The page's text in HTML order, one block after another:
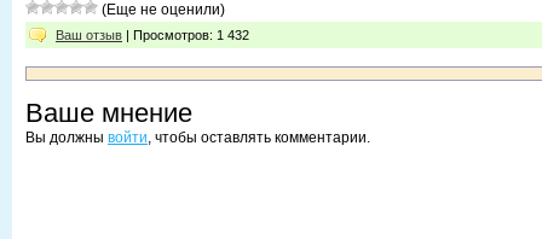
(Еще не оценили)
Ваш отзыв | Просмотров: 1 432
Ваше мнение
Вы должны войти, чтобы оставлять комментарии.